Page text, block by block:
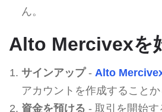
ん。
Alto Mercivexを
サインアップ- Alto
アカウントを作成することか
資金を預ける - 取引を開始